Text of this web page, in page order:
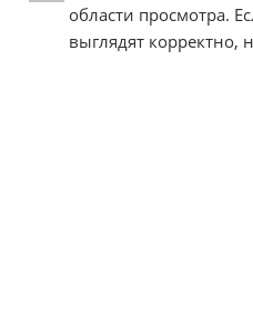
области просмотра.
выглядят корректно,